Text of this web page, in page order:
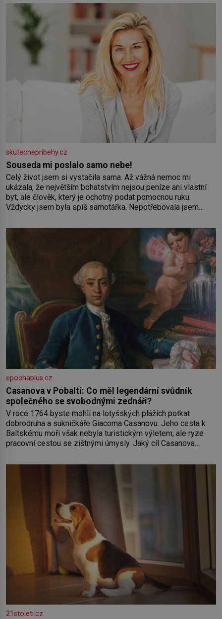
skutecnepribehy.cz
Souseda mi poslalo samo nebe!
Celý život jsem si vystačila sama. Až vážná nemoc mi
ukázala, že největším bohatstvím nejsou peníze ani vlastní
byt, ale člověk, který je ochotný podat pomocnou ruku.
Vždycky jsem byla spíš samotářka. Nepotřebovala jsem
práce a hlavně klid. Hned po studiích jsem odešla z rodného
epochaplus.cz
Casanova v Pobaltí: Co měl legendární svůdník
společného se svobodnými zednáři?
V roce 1764 byste mohli na lotyšských plážích potkat
dobrodruha a sukničkáře Giacoma Casanovu. Jeho cesta k
Baltskému moři však nebyla turistickým výletem, ale ryze
pracovní cestou se zištnými úmysly. Jaký cíl Casanova
Rigy? Casanova v Pobaltí kontaktoval tamní zednářské lóže.
Nebyl v této oblasti žádným nováčkem, protože do
21stoleti.cz